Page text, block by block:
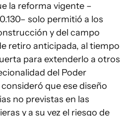
la reforma vigente –
solo permitió a los
y del campo
retiro anticipada, al tiempo
para extenderlo a otros
del Poder
que ese diseño
no previstas en las
y a su vez el riesgo de